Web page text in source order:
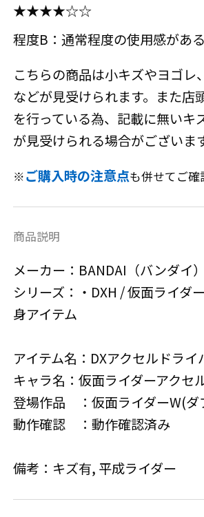
★★★★☆☆
程度B：通常程度の使用感があ
こちらの商品は小キズやヨゴレ
などが見受けられます。また店
を行っている為、記載に無いキ
が見受けられる場合がございます
※ご購入時の注意点も併せてご確
商品説明
メーカー：BANDAI（バンダイ）
シリーズ：・DXH / 仮面ライダ
身アイテム
アイテム名：DXアクセルドライ
キャラ名：仮面ライダーアクセ
登場作品 ：仮面ライダーW(ダ
動作確認 ：動作確認済み
備考：キズ有, 平成ライダー